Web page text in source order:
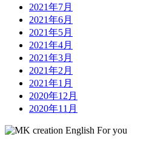
2021年7月
2021年6月
2021年5月
2021年4月
2021年3月
2021年2月
2021年1月
2020年12月
2020年11月